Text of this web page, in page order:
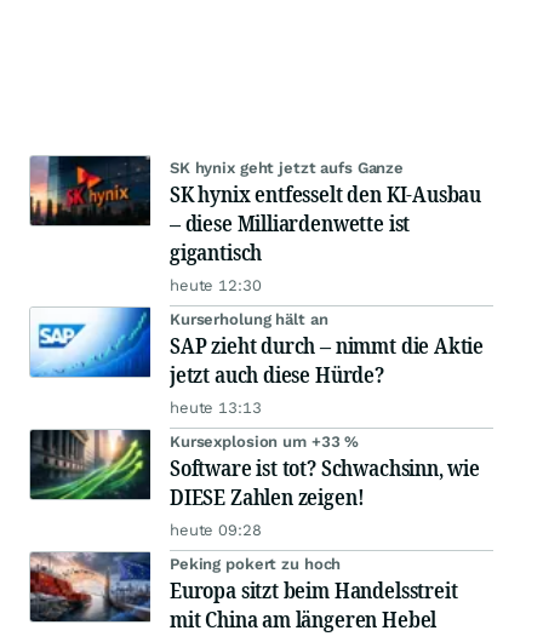
SK hynix geht jetzt aufs Ganze
SK hynix entfesselt den KI-Ausbau
– diese Milliardenwette ist
gigantisch
heute 12:30
Kurserholung hält an
SAP zieht durch – nimmt die Aktie
jetzt auch diese Hürde?
heute 13:13
Kursexplosion um +33 %
Software ist tot? Schwachsinn, wie
DIESE Zahlen zeigen!
heute 09:28
Peking pokert zu hoch
Europa sitzt beim Handelsstreit
mit China am längeren Hebel